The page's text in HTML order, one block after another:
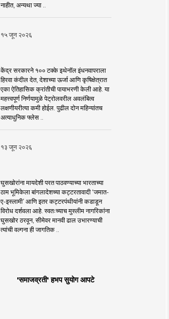
नाहीत, अन्यथा ज्या ..
१५ जून २०२६
केंद्र सरकारने १०० टक्के इथेनॉल इंधनवापराला
हिरवा कंदील देत, देशाच्या ऊर्जा आणि कृषिक्षेत्रात
एका ऐतिहासिक क्रांतीची पायाभरणी केली आहे. या
महत्त्वपूर्ण निर्णयामुळे पेट्रोलवरील अवलंबित्व
लक्षणीयरीत्या कमी होईल. पुढील दोन महिन्यांतच
अत्याधुनिक फ्लेस ..
१३ जून २०२६
घुसखोरांना मायदेशी परत पाठवण्याच्या भारताच्या
ठाम भूमिकेला बांगलादेशच्या कट्टरतावादी ‘जमात-
ए-इस्लामी’ आणि इतर कट्टरपंथीयांनी कडाडून
विरोध दर्शवला आहे. स्वतःच्याच मुस्लीम नागरिकांना
घुसखोर ठरवून, सीमेवर मानवी ढाल उभारण्याची
त्यांची वल्गना ही जागतिक ..
'समाजव्रती' हभप सुयोग आपटे